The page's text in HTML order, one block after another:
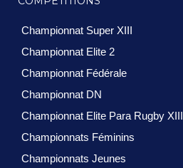
Championnat Super XIII
Championnat Elite 2
Championnat Fédérale
Championnat DN
Championnat Elite Para Rugby XIII
Championnats Féminins
Championnats Jeunes